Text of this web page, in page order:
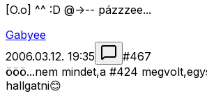
[O.o] ^^ :D @->-- pázzzee...
Gabyee
2006.03.12. 19:35
#467
ööö...nem mindet,a #424
hallgatni😊